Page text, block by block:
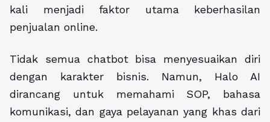
kali menjadi faktor utama keberhasilan
penjualan online.
Tidak semua chatbot bisa menyesuaikan diri
dengan karakter bisnis. Namun, Halo AI
dirancang untuk memahami SOP, bahasa
komunikasi, dan gaya pelayanan yang khas dari